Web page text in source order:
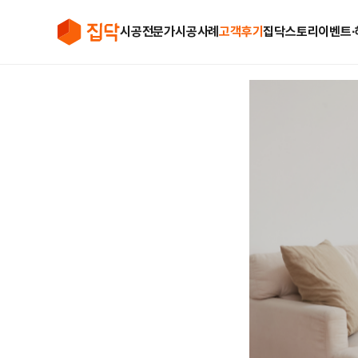
시공전문가시공사례고객후기집닥스토리 이벤트